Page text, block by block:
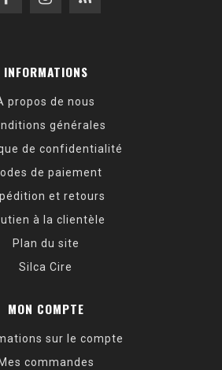
INFORMATIONS
propos de nous
générales
de confidentialité
de paiement
et retours
à la clientèle
Plan du site
Silca Cire
MON COMPTE
sur le compte
Mes commandes